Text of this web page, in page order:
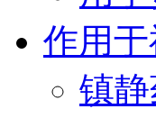
作用
镇